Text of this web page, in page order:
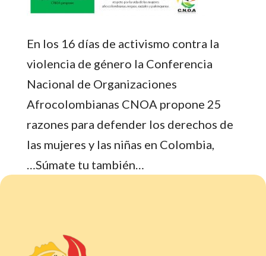
En los 16 días de activismo contra la
violencia de género la Conferencia
Nacional de Organizaciones
Afrocolombianas CNOA propone 25
razones para defender los derechos de
las mujeres y las niñas en Colombia,
…Súmate tu también…